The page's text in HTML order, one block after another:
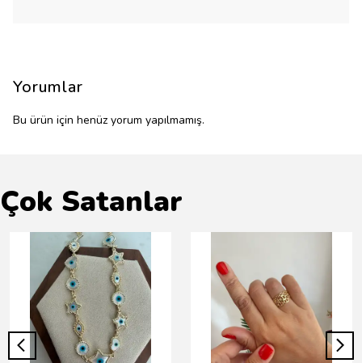
Yorumlar
Bu ürün için henüz yorum yapılmamış.
Çok Satanlar